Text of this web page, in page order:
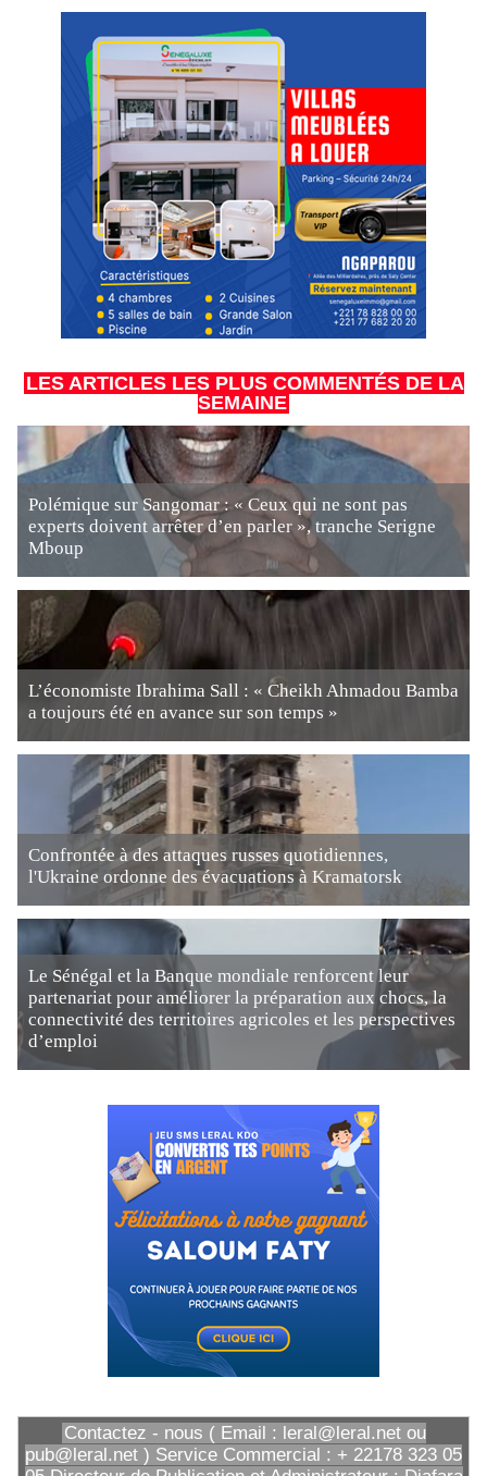
LES ARTICLES LES PLUS COMMENTÉS DE LA
SEMAINE
Polémique sur Sangomar : « Ceux qui ne sont pas
experts doivent arrêter d’en parler », tranche Serigne
Mboup
L’économiste Ibrahima Sall : « Cheikh Ahmadou Bamba
a toujours été en avance sur son temps »
Confrontée à des attaques russes quotidiennes,
l'Ukraine ordonne des évacuations à Kramatorsk
Le Sénégal et la Banque mondiale renforcent leur
partenariat pour améliorer la préparation aux chocs, la
connectivité des territoires agricoles et les perspectives
d’emploi
Contactez - nous ( Email : leral@leral.net ou
pub@leral.net ) Service Commercial : + 22178 323 05